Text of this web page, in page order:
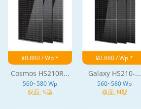
¥0.880 / Wp *
Cosmos HS210R...
560~580 Wp
双面, N型
¥0.880 / Wp *
Galaxy HS210-...
560~580 Wp
双面, N型